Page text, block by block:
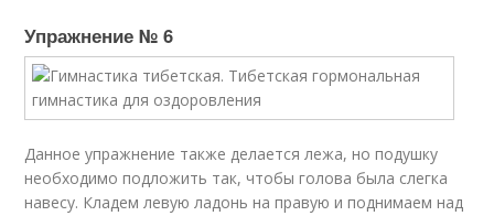
Упражнение № 6
Данное упражнение также делается лежа, но подушку
необходимо подложить так, чтобы голова была слегка
навесу. Кладем левую ладонь на правую и поднимаем над